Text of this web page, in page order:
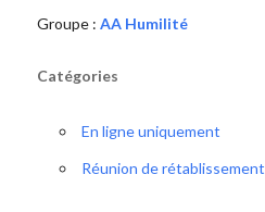
Groupe : AA Humilité
Catégories
En ligne uniquement
Réunion de rétablissement